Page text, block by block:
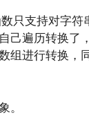
只支持对字符
己遍历转换了
组进行转换，
。